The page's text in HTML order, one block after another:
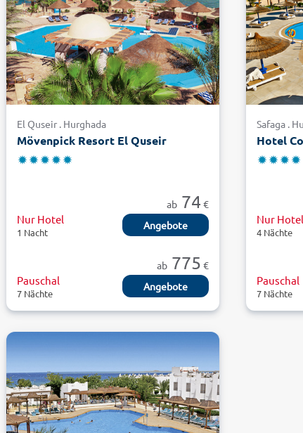
El Quseir . Hurghada
Mövenpick Resort El Quseir
ab 74 €
Nur Hotel
1 Nacht
Angebote
ab 775 €
Pauschal
7 Nächte
Angebote
Safaga .
Hotel
Nur Hotel
4 Nächte
Pauschal
7 Nächte